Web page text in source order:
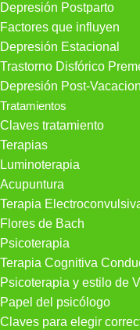
Depresión Postparto
Factores que influyen
Depresión Estacional
Trastorno Disfórico
Depresión Post-
Tratamientos
Claves tratamiento
Terapias
Luminoterapia
Acupuntura
Terapia
Flores de Bach
Psicoterapia
Terapia Cognitiva
Psicoterapia y estilo de
Papel del psicólogo
Claves para elegir